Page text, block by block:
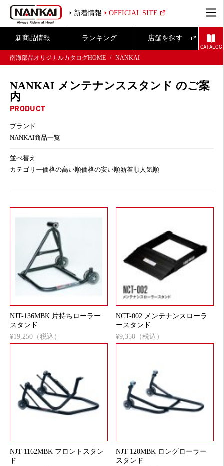
新着情報 OFFICIAL SITE
新商品情報 ランキング 店舗を探す
CATALOG
南海部品オリジナルカタログHOME
NANKAI
NANKAI メンテナンススタンド のご案
内
PRODUCT
ブランド
NANKAI商品一覧
並べ替え
カテゴリー価格の高い順価格の安い順新着順人気順
NJT-136MBK 片持ちローラー
スタンド
¥19,250（税込）
NCT-002 メンテナンスローラ
ースタンド
¥9,350（税込）
NJT-1162MBK フロントスタン
ド
NJT-120MBK ロングローラー
スタンド